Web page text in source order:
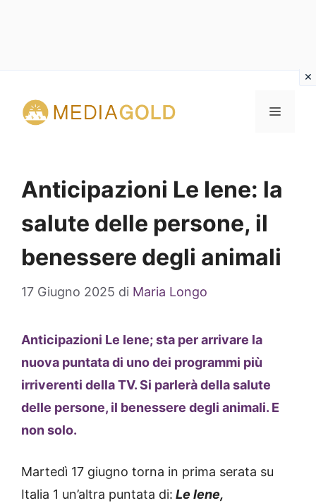
contenuto
MENU
Anticipazioni Le Iene: la
salute delle persone, il
benessere degli animali
17 Giugno 2025 di Maria Longo
Anticipazioni Le Iene; sta per arrivare la
nuova puntata di uno dei programmi più
irriverenti della TV. Si parlerà della salute
delle persone, il benessere degli animali. E
non solo.
Martedì 17 giugno torna in prima serata su
Italia 1 un’altra puntata di: Le Iene,